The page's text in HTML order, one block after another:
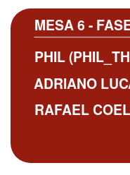
MESA 6 -
PHIL
ADRIANO
RAFAEL